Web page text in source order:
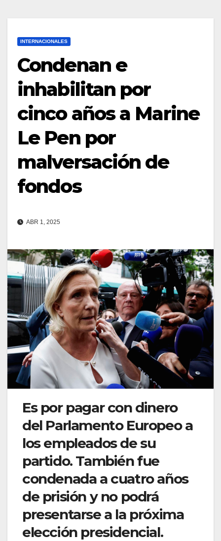
INTERNACIONALES
Condenan e
inhabilitan por
cinco años a Marine
Le Pen por
malversación de
fondos
ABR 1, 2025
Es por pagar con dinero
del Parlamento Europeo a
los empleados de su
partido. También fue
condenada a cuatro años
de prisión y no podrá
presentarse a la próxima
elección presidencial.